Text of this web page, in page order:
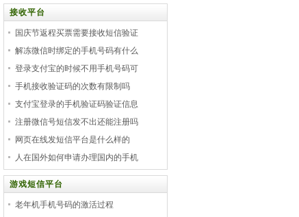
接收平台
国庆节返程买票需要接收短信验证
解冻微信时绑定的手机号码有什么
登录支付宝的时候不用手机号码可
手机接收验证码的次数有限制吗
支付宝登录的手机验证码验证信息
注册微信号短信发不出还能注册吗
网页在线发短信平台是什么样的
人在国外如何申请办理国内的手机
游戏短信平台
老年机手机号码的激活过程